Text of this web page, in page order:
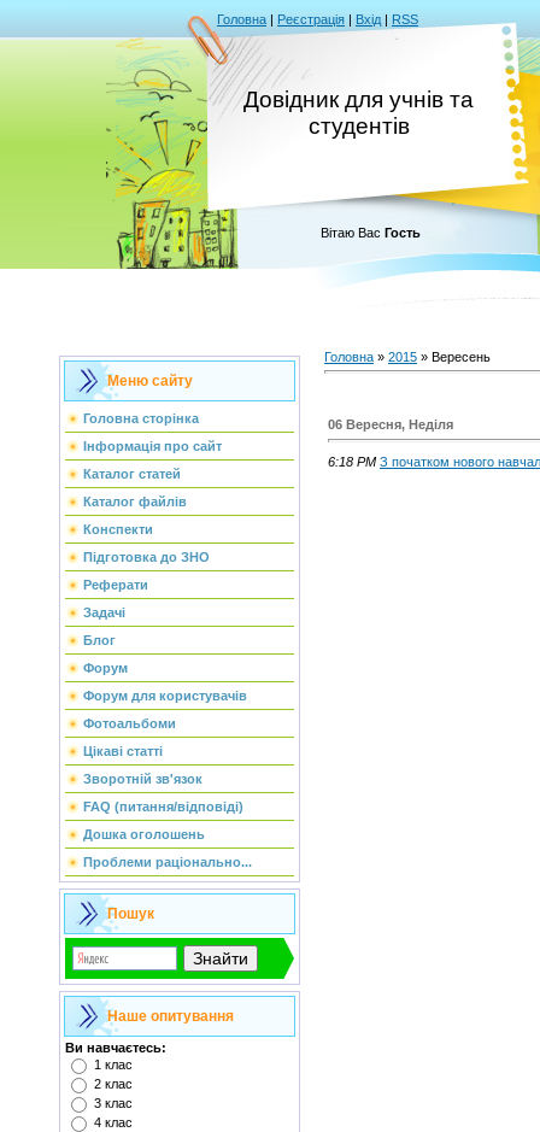
Головна | Реєстрація | Вхід | RSS
Довідник для учнів та
студентів
Вітаю Вас Гость
Меню сайту
Головна сторінка
Інформація про сайт
Каталог статей
Каталог файлів
Конспекти
Підготовка до ЗНО
Реферати
Задачі
Блог
Форум
Форум для користувачів
Фотоальбоми
Цікаві статті
Зворотній зв'язок
FAQ (питання/відповіді)
Дошка оголошень
Проблеми раціонально...
Пошук
Наше опитування
Ви навчаєтесь:
1 клас
2 клас
3 клас
4 клас
Головна » 2015 » Вересень
06 Вересня, Неділя
6:18 PM З початком нового